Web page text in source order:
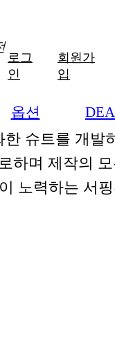
로그
인
회원가
입
옵션
슈트를 개발
하며 제작의
노력하는 서